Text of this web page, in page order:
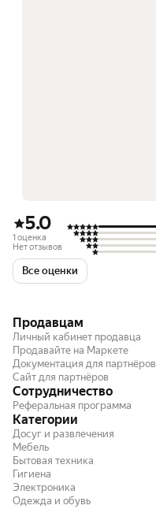
5.0
1 оценка
Нет отзывов
Все оценки
Продавцам
Личный кабинет продавца
Продавайте на Маркете
Документация для партнёров
Сайт для партнёров
Сотрудничество
Реферальная программа
Категории
Досуг и развлечения
Мебель
Бытовая техника
Гигиена
Электроника
Одежда и обувь